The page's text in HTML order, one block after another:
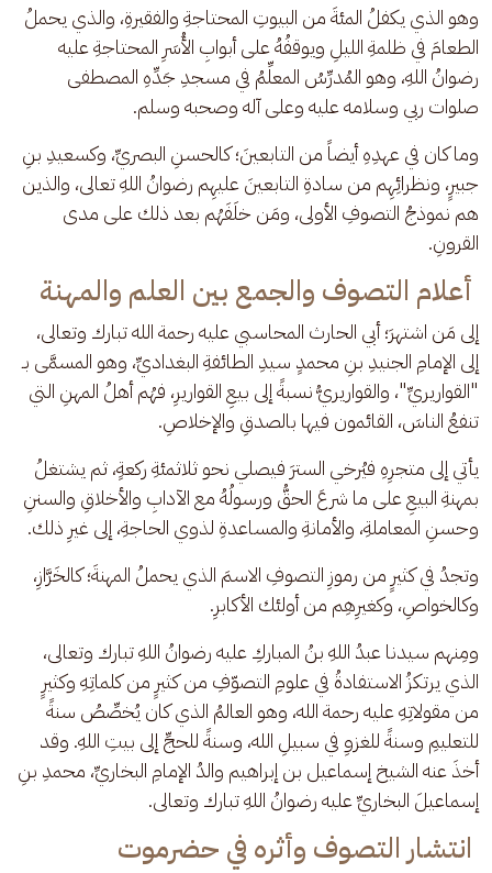
وهو الذي يكفلُ المئةَ من البيوتِ المحتاجةِ والفقيرةِ، والذي يحملُ
الطعامَ في ظلمةِ الليلِ ويوقفُهُ على أبوابِ الأُسَرِ المحتاجةِ عليه
رضوانُ اللهِ، وهو المُدرِّسُ المعلِّمُ في مسجدِ جَدِّهِ المصطفى
صلوات ربي وسلامه عليه وعلى آله وصحبه وسلم.
وما كان في عهدِهِ أيضاً من التابعينَ؛ كالحسنِ البصريِّ، وكسعيدِ بنِ
جبيرٍ، ونظرائِهِم من سادةِ التابعينَ عليهِم رضوانُ اللهِ تعالى، والذين
هم نموذجُ التصوفِ الأولى، ومَن خلَفَهُم بعد ذلك على مدى
القرونِ.
أعلام التصوف والجمع بين العلم والمهنة
إلى مَن اشتهرَ؛ أبي الحارث المحاسبي عليه رحمة الله تبارك وتعالى،
إلى الإمامِ الجنيدِ بنِ محمدٍ سيدِ الطائفةِ البغداديِّ، وهو المسمَّى بـ
"القواريريِّ"، والقواريريُّ نسبةً إلى بيعِ القواريرِ، فهُم أهلُ المهنِ التي
تنفعُ الناسَ، القائمون فيها بالصدقِ والإخلاصِ.
يأتي إلى متجرِهِ فيُرخي السترَ فيصلي نحو ثلاثمئةِ ركعةٍ، ثم يشتغلُ
بمهنةِ البيعِ على ما شرعَ الحقُّ ورسولُهُ مع الآدابِ والأخلاقِ والسننِ
وحسنِ المعاملةِ، والأمانةِ والمساعدةِ لذوي الحاجةِ، إلى غيرِ ذلك.
وتجدُ في كثيرٍ من رموزِ التصوفِ الاسمَ الذي يحملُ المهنةَ؛ كالخَرَّازِ،
وكالخواصِ، وكغيرِهِم من أولئك الأكابرِ.
ومِنهم سيدنا عبدُ اللهِ بنُ المباركِ عليه رضوانُ اللهِ تبارك وتعالى،
الذي يرتكزُ الاستفادةُ في علومِ التصوّفِ من كثيرٍ من كلماتِهِ وكثيرٍ
من مقولاتِهِ عليه رحمة الله، وهو العالمُ الذي كان يُخصِّصُ سنةً
للتعليمِ وسنةً للغزوِ في سبيلِ الله، وسنةً للحجِّ إلى بيتِ اللهِ. وقد
أخذَ عنه الشيخ إسماعيل بن إبراهيم والدُ الإمامِ البخاريِّ، محمدِ بنِ
إسماعيلَ البخاريِّ عليه رضوانُ اللهِ تبارك وتعالى.
انتشار التصوف وأثره في حضرموت